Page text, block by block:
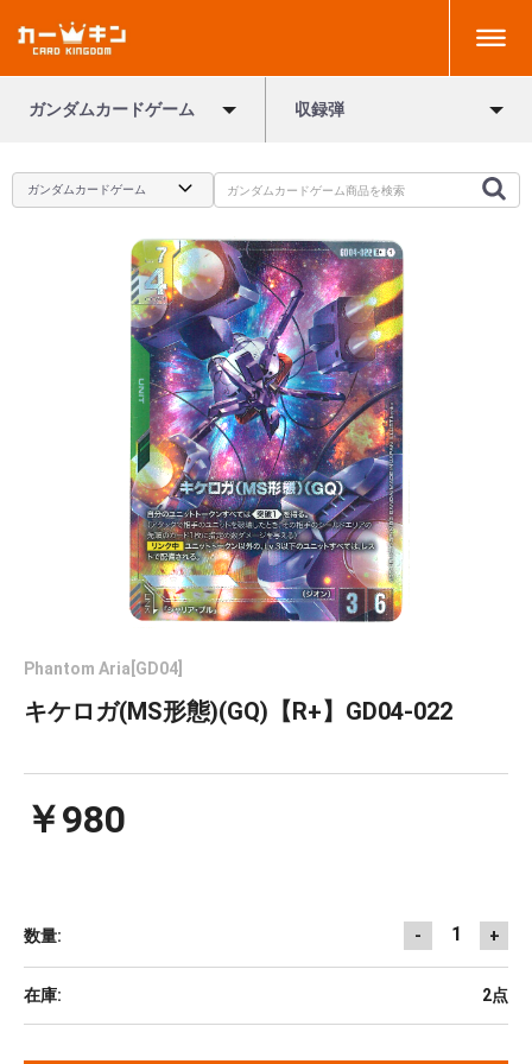
ガンダムカードゲーム 収録弾
Phantom Aria[GD04]
キケロガ(MS形態)(GQ)【R+】GD04-022
￥980
数量: - 1 +
在庫: 2点